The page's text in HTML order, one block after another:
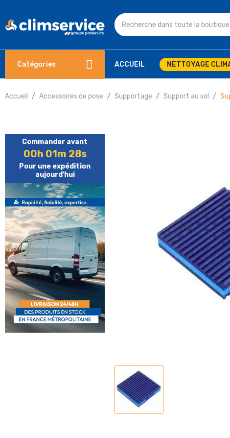
Catégories ACCUEIL NETTOYAGE
Accueil Accessoires de pose Supportage Support au sol
Commander avant
00h 01m 27s
Pour une expédition
aujourd'hui